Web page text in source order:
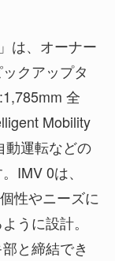
は、オーナー
クアップタ
全
Mobility
動運転などの
IMV 0は、
性やニーズに
うに設計。
と締結でき